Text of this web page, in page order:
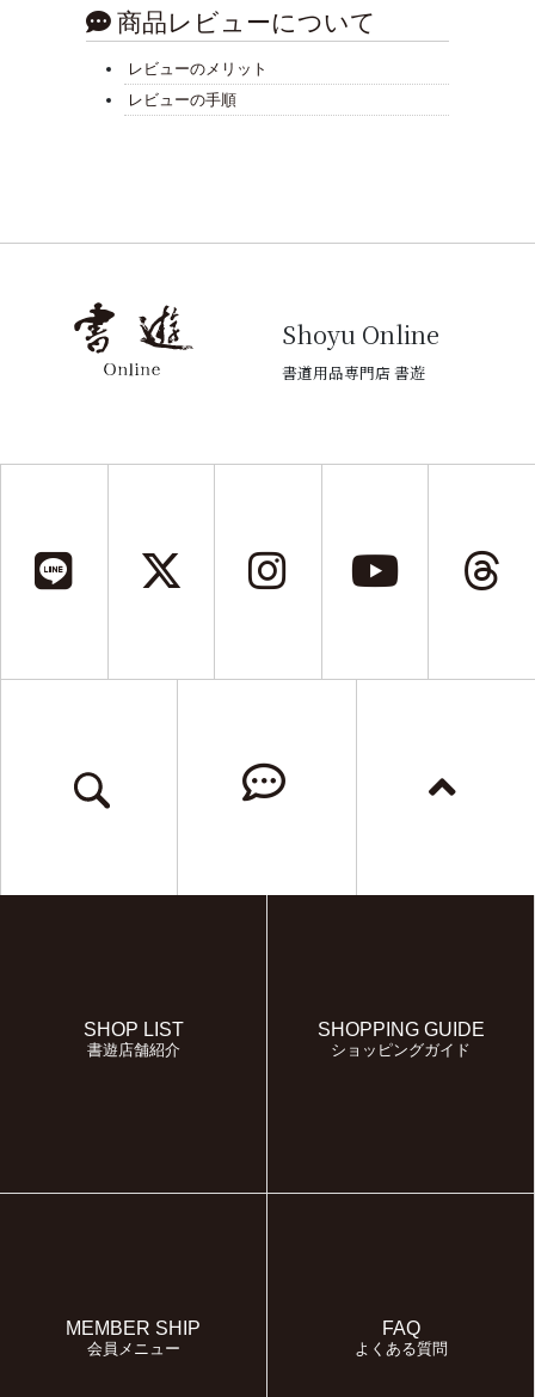
商品レビューについて
レビューのメリット
レビューの手順
Shoyu Online
書道用品専門店 書遊
SHOP LIST
書遊店舗紹介
SHOPPING GUIDE
ショッピングガイド
MEMBER SHIP
会員メニュー
FAQ
よくある質問